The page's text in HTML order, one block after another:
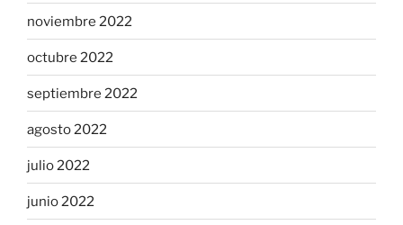
noviembre 2022
octubre 2022
septiembre 2022
agosto 2022
julio 2022
junio 2022